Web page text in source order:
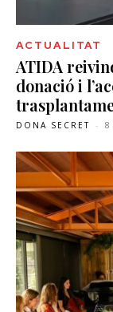
ACTUALITAT
ATIDA
donació i
DONA SECRET - 8